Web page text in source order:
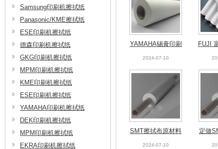
Samsung印刷机擦拭纸
Panasonic/KME擦拭纸
ESE印刷机擦拭纸
德森印刷机擦拭纸
GKG印刷机擦拭纸
MPM印刷机擦拭纸
KME印刷机擦拭纸
ESE印刷机擦拭纸
YAMAHA印刷机擦拭纸
DEK印刷机擦拭纸
MPM印刷机擦拭纸
EKRA印刷机擦拭纸
YAMAHA锡膏印刷
机专用擦拭纸
2024-07-10
FUJI
机
SMT擦拭布原材料
介绍-1
2024-07-10
定做